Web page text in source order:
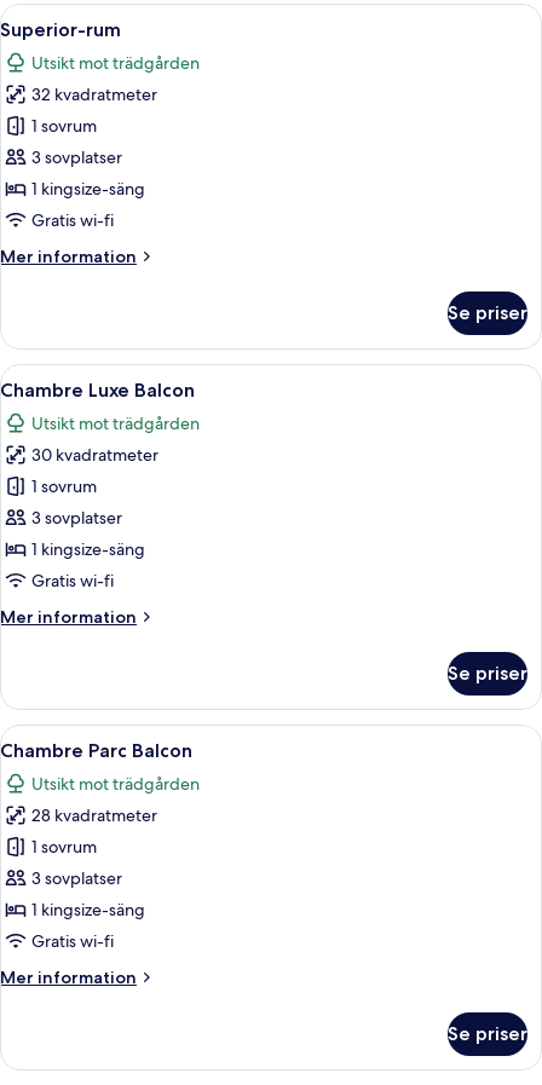
Öppna
alla
foton
för
Superior-
rum
Superior-rum | Sängtillbehör av
4
Superior-rum
Utsikt mot trädgården
32 kvadratmeter
1 sovrum
3 sovplatser
1 kingsize-säng
Gratis wi-fi
Mer information
Mer
rum
Se priser
Öppna
alla
foton
för
Chambre
Luxe
Balcon
Chambre Luxe Balcon |
4
Chambre Luxe Balcon
Utsikt mot trädgården
30 kvadratmeter
1 sovrum
3 sovplatser
1 kingsize-säng
Gratis wi-fi
Mer information
Mer
Luxe
Balcon
Se priser
Öppna
alla
foton
för
Chambre
Parc
Balcon
Chambre Parc Balcon |
3
Chambre Parc Balcon
Utsikt mot trädgården
28 kvadratmeter
1 sovrum
3 sovplatser
1 kingsize-säng
Gratis wi-fi
Mer information
Mer
Parc
Se priser